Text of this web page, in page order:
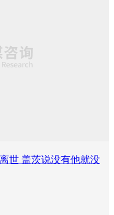
世 盖茨说没有他就没